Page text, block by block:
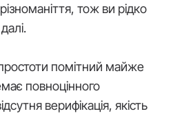
тож ви рідко
простоти помітний майже
повноцінного
верифікація, якість